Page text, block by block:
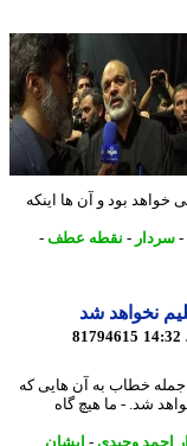
بود و آن ها اینکه
-نقطه عطف-
شد
81794615
خطاب به آن هایی که
- ما هیچ گاه